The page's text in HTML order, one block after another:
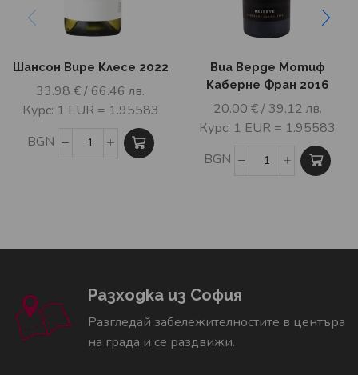
Шансон Вире Клесе 2022
33.98€/ 66.46 лв.
Курс: 1 EUR = 1.95583
BGN
Виа Верде Мотиф
Каберне Фран 2016
20.00 €/ 39.12 лв.
Курс: 1 EUR = 1.95583
BGN
Разходка из София
Разгледай забележителностите в центъра
на града и се раздвижи.